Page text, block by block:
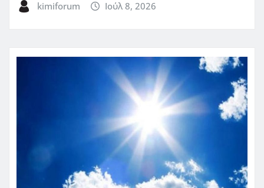
kimiforum Ιούλ 8, 2026